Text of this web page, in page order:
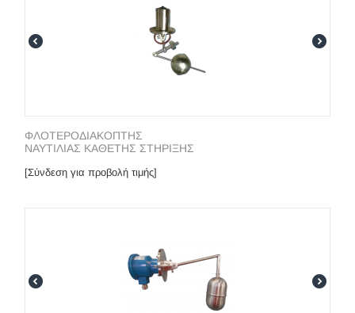
ΦΛΟΤΕΡΟΔΙΑΚΟΠΤΗΣ
ΝΑΥΤΙΛΙΑΣ ΚΑΘΕΤΗΣ ΣΤΗΡΙΞΗΣ
[Σύνδεση για προβολή τιμής]